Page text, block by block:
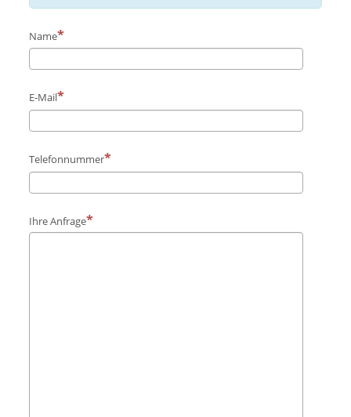
Name
E-Mail
Telefonnummer
Ihre Anfrage